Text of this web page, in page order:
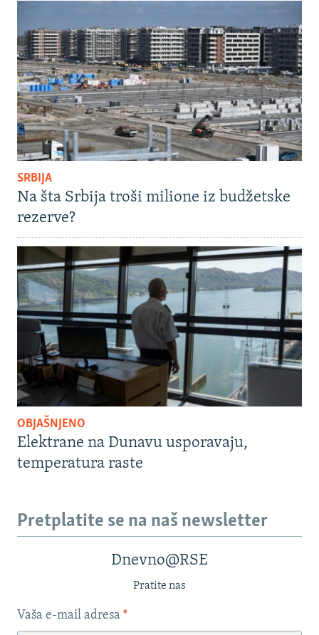
SRBIJA
Na šta Srbija troši milione iz budžetske
rezerve?
OBJAŠNJENO
Elektrane na Dunavu usporavaju,
temperatura raste
Pretplatite se na naš newsletter
Dnevno@RSE
Pratite nas
Vaša e-mail adresa *